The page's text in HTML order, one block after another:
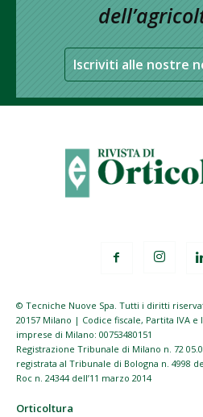
Iscriviti alle nostre
© Tecniche Nuove Spa. Tutti i diritti
20157 Milano | Codice fiscale, Partita IVA
imprese di Milano: 00753480151
Registrazione Tribunale di Milano n. 72
registrata al Tribunale di Bologna n. 4998
Roc n. 24344 dell’11 marzo 2014
Orticoltura